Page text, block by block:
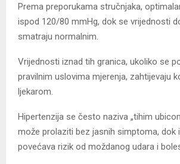
Prema preporukama stručnjaka,
ispod 120/80 mmHg, dok se vrijednosti
smatraju normalnim.
Vrijednosti iznad tih granica, ukoliko se
pravilnim uslovima mjerenja, zahtijevaju
ljekarom.
Hipertenzija se često naziva „tihim
može prolaziti bez jasnih simptoma, dok
povećava rizik od moždanog udara i